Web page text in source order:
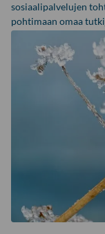
sosiaalipalvelujen
pohtimaan omaa